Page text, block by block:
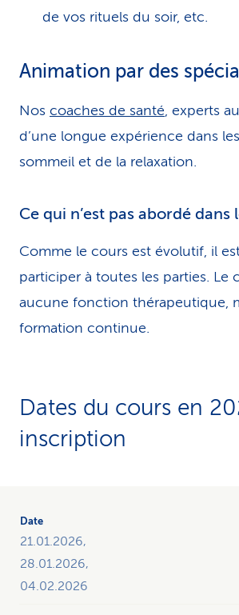
de vos rituels du soir, etc.
Animation par des
Nos coaches de santé, experts
d’une longue expérience dans
sommeil et de la relaxation.
Ce qui n’est pas abordé dans
Comme le cours est évolutif, il
participer à toutes les parties. Le
aucune fonction thérapeutique,
formation continue.
Dates du cours en
inscription
d’ensemble
21.01.2026,
28.01.2026,
04.02.2026